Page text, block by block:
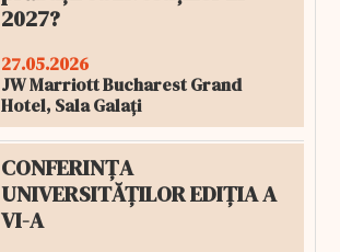
2027?
27.05.2026
JW Marriott Bucharest Grand
Hotel, Sala Galați
CONFERINȚA
UNIVERSITĂȚILOR EDIȚIA A
VI-A